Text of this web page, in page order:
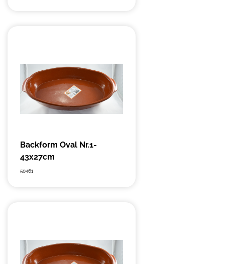
Backform Oval Nr.1-
43x27cm
50461